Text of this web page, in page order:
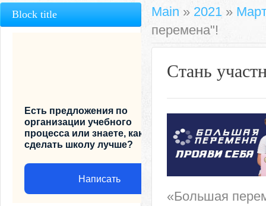
Main » 2021 »
перемена"!
Стань
«Большая
Block title
Есть предложения по
организации учебного
процесса или знаете, как
сделать школу лучше?
Написать